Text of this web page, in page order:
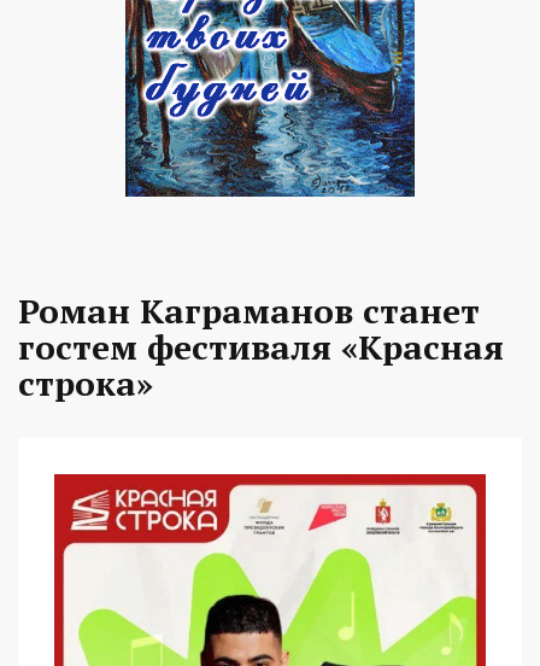
Роман Каграманов станет
гостем фестиваля «Красная
строка»